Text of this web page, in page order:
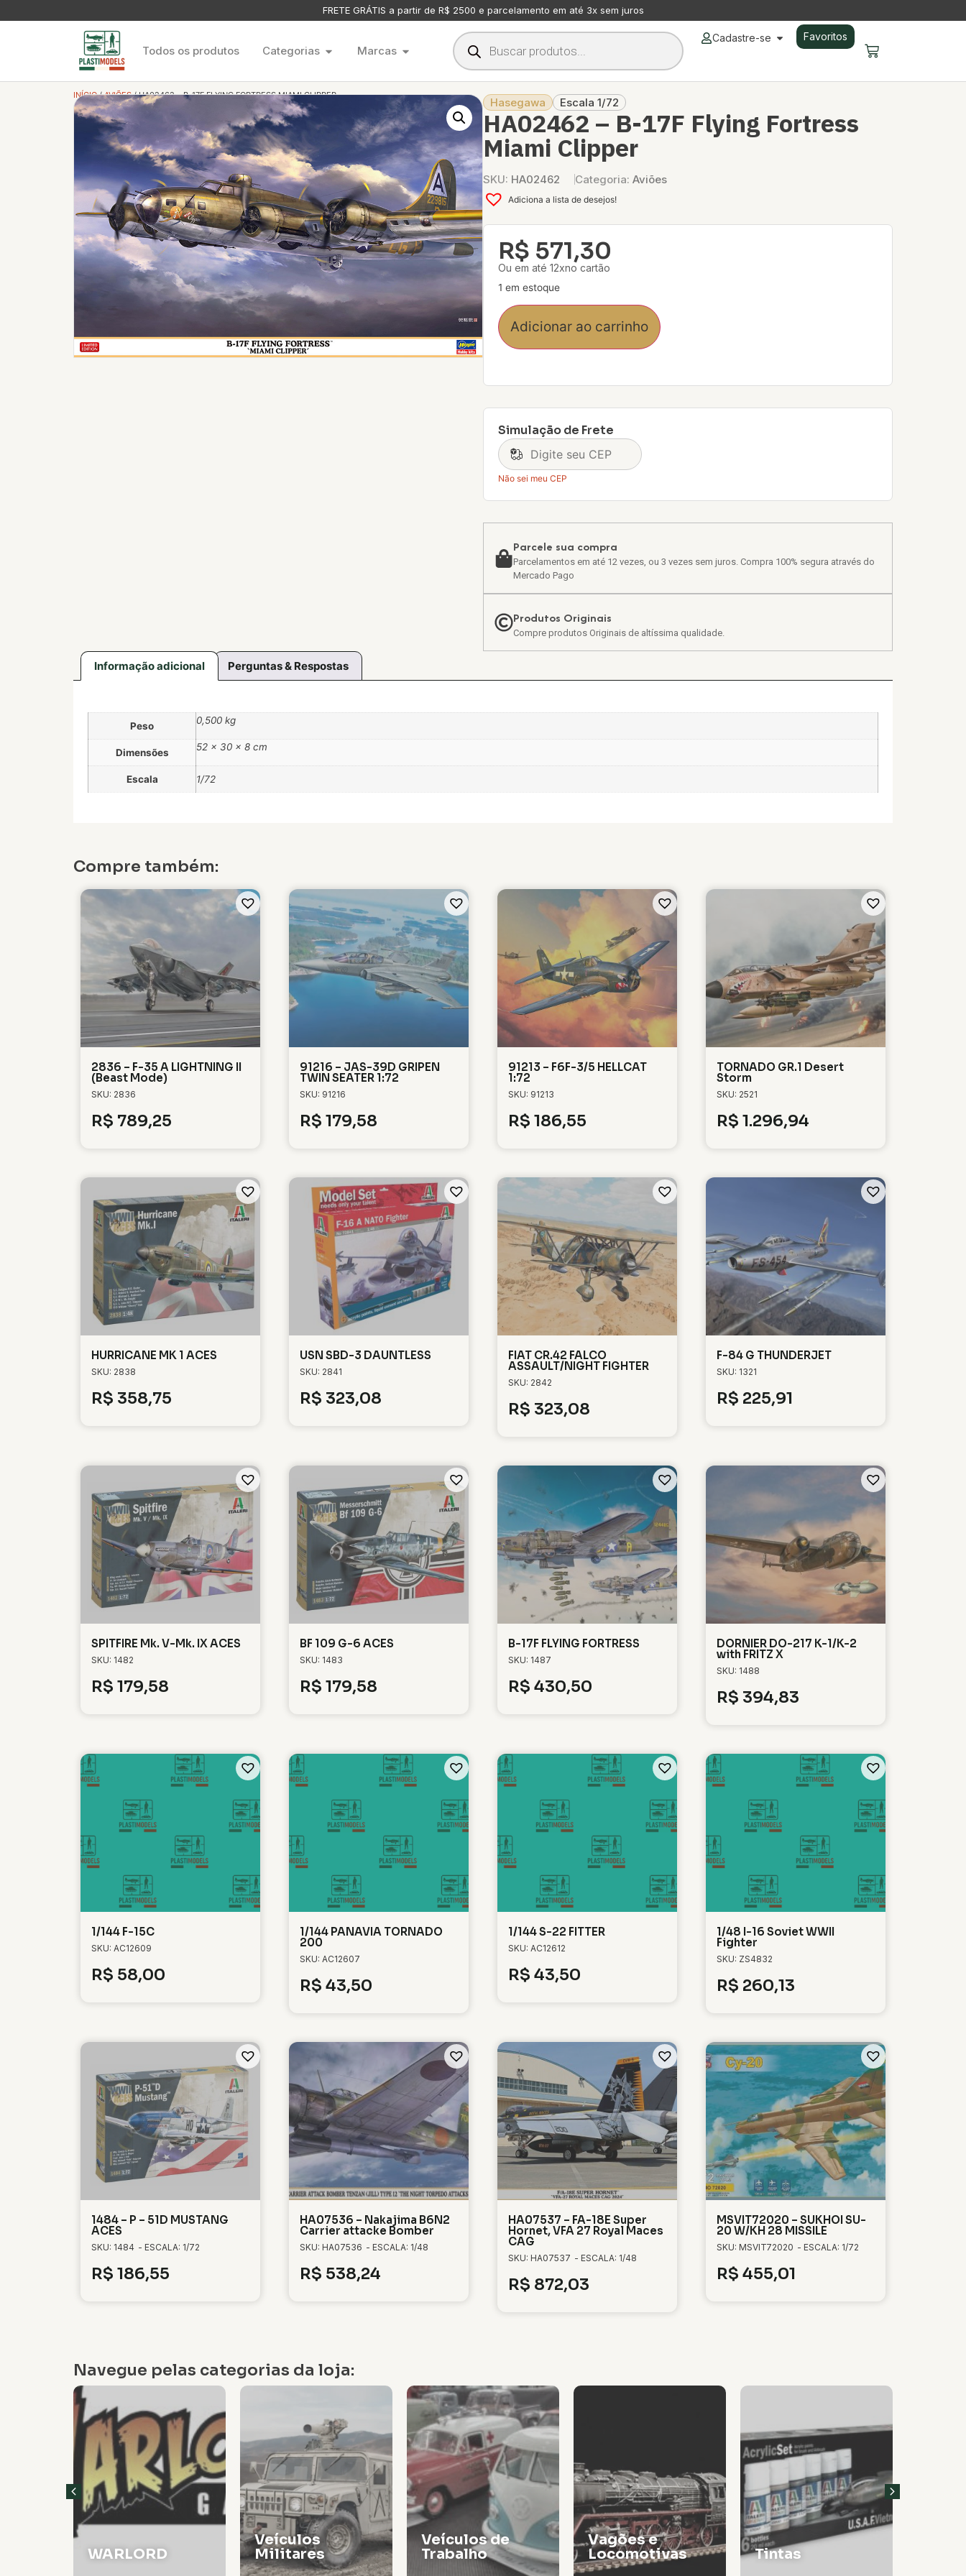
FRETE GRÁTIS a partir de R$ 2500 e parcelamento em até 3x sem juros
Todos os produtos Categorias Marcas
Cadastre-se Favoritos
INÍCIO/AVIÕES/ HA02462 – B-17F FLYING FORTRESS MIAMI CLIPPER
Hasegawa Escala 1/72
HA02462 – B-17F Flying Fortress
Miami Clipper
SKU: HA02462 Categoria: Aviões
Adiciona a lista de desejos!
R$ 571,30
Ou em até 12xno cartão
1 em estoque
Adicionar ao carrinho
Simulação de Frete
Não sei meu CEP
Parcele sua compra
Parcelamentos em até 12 vezes, ou 3 vezes sem juros. Compra 100% segura através do
Mercado Pago
Produtos Originais
Compre produtos Originais de altíssima qualidade.
Informação adicional Perguntas & Respostas
Peso 0,500 kg
Dimensões 52 × 30 × 8 cm
Escala 1/72
Compre também:
2836 – F-35 A LIGHTNING II
(Beast Mode)
SKU: 2836
R$ 789,25
91216 – JAS-39D GRIPEN
TWIN SEATER 1:72
SKU: 91216
R$ 179,58
91213 – F6F-3/5 HELLCAT
1:72
SKU: 91213
R$ 186,55
TORNADO GR.1 Desert
Storm
SKU: 2521
R$ 1.296,94
HURRICANE MK 1 ACES
SKU: 2838
R$ 358,75
USN SBD-3 DAUNTLESS
SKU: 2841
R$ 323,08
FIAT CR.42 FALCO
ASSAULT/NIGHT FIGHTER
SKU: 2842
R$ 323,08
F-84 G THUNDERJET
SKU: 1321
R$ 225,91
SPITFIRE Mk. V-Mk. IX ACES
SKU: 1482
R$ 179,58
BF 109 G-6 ACES
SKU: 1483
R$ 179,58
B-17F FLYING FORTRESS
SKU: 1487
R$ 430,50
DORNIER DO-217 K-1/K-2
with FRITZ X
SKU: 1488
R$ 394,83
1/144 F-15C
SKU: AC12609
R$ 58,00
1/144 PANAVIA TORNADO
200
SKU: AC12607
R$ 43,50
1/144 S-22 FITTER
SKU: AC12612
R$ 43,50
1/48 I-16 Soviet WWII
Fighter
SKU: ZS4832
R$ 260,13
1484 – P – 51D MUSTANG
ACES
SKU: 1484 - ESCALA: 1/72
R$ 186,55
HA07536 – Nakajima B6N2
Carrier attacke Bomber
SKU: HA07536 - ESCALA: 1/48
R$ 538,24
HA07537 – FA-18E Super
Hornet, VFA 27 Royal Maces
CAG
SKU: HA07537 - ESCALA: 1/48
R$ 872,03
MSVIT72020 – SUKHOI SU-
20 W/KH 28 MISSILE
SKU: MSVIT72020 - ESCALA: 1/72
R$ 455,01
Navegue pelas categorias da loja:
WARLORD
Veículos
Militares
Veículos de
Trabalho
Vagões e
Locomotivas
Tintas